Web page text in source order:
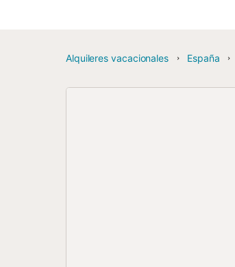
Alquileres vacacionales España